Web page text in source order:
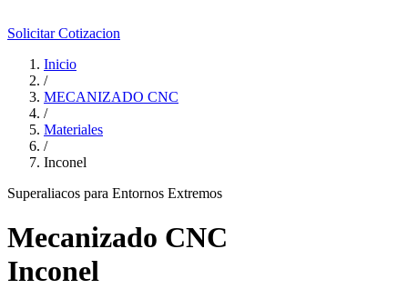
Solicitar Cotizacion
Inicio
/
MECANIZADO CNC
/
Materiales
/
Inconel
Superaliacos para Entornos Extremos
Mecanizado CNC
Inconel